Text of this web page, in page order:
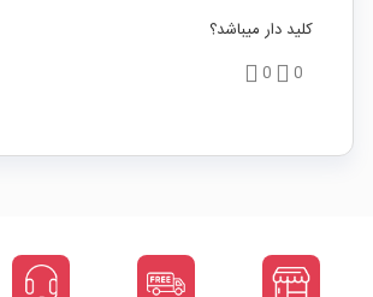
کلید دار میباشد؟
0
0